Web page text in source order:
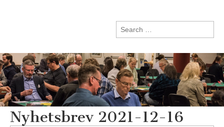
Search
for:
Nyhetsbrev 2021-12-16